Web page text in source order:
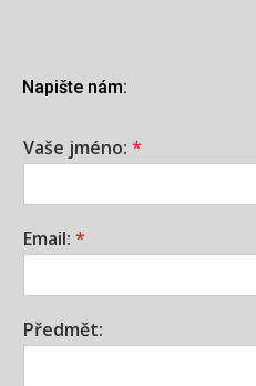
Napište nám:
Vaše jméno: *
Email: *
Předmět: